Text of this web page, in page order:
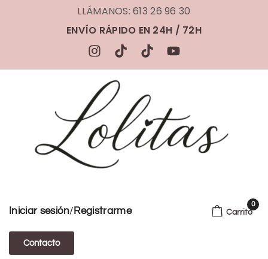
LLÁMANOS: 613 26 96 30
ENVÍO RÁPIDO EN 24H / 72H
Iniciar sesión/ Registrarme
Contacto
Carrito
0